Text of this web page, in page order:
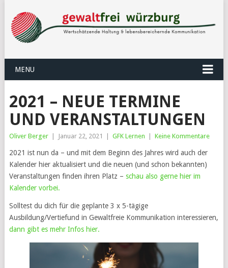
MENU
2021 – NEUE TERMINE
UND VERANSTALTUNGEN
Oliver Berger Januar 22, 2021 GFK Lernen Keine Kommentare
2021 ist nun da – und mit dem Beginn des Jahres wird auch der
Kalender hier aktualisiert und die neuen (und schon bekannten)
Veranstaltungen finden ihren Platz – schau also gerne hier im
Kalender vorbei.
Solltest du dich für die geplante 3 x 5-tägige
Ausbildung/Vertiefund in Gewaltfreie Kommunikation interessieren,
dann gibt es mehr Infos hier.